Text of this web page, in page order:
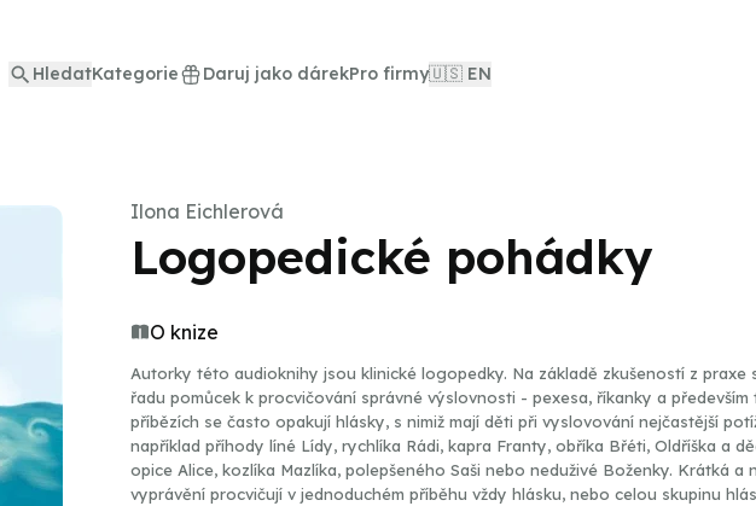
HledatKategorie Daruj jako dárekPro firmy🇺🇸 EN
Ilona Eichlerová
Logopedické pohádky
O knize
Autorky této audioknihy jsou klinické logopedky. Na základě zkušeností z praxe
řadu pomůcek k procvičování správné výslovnosti - pexesa, říkanky a především tyto
příbězích se často opakují hlásky, s nimiž mají děti při vyslovování nejčastější
například příhody líné Lídy, rychlíka Rádi, kapra Franty, obříka Břéti, Oldříška a
opice Alice, kozlíka Mazlíka, polepšeného Saši nebo neduživé Boženky. Krátká a
vyprávění procvičují v jednoduchém příběhu vždy hlásku, nebo celou skupinu